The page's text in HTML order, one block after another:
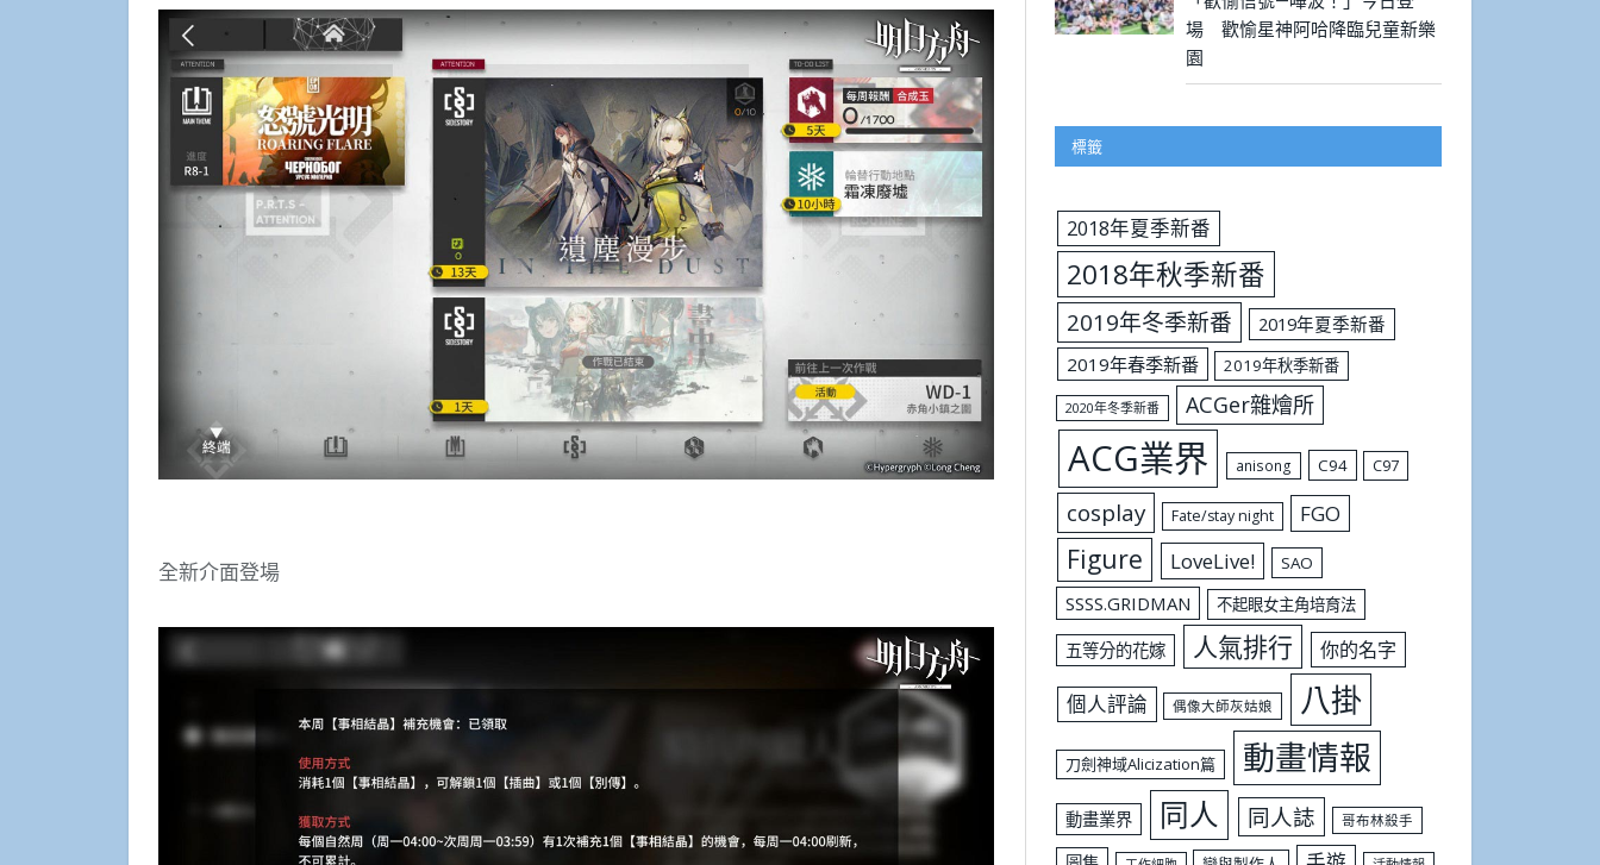
全新介面登場
場 歡愉星神阿哈降臨兒童新樂
園
標籤
2018年夏季新番
2018年秋季新番
2019年冬季新番
2019年夏季新番
2019年春季新番
2019年秋季新番
2020年冬季新番 ACGer雜燴所
ACG業界 anisong C94 C97
cosplay Fate/stay night FGO
Figure LoveLive! SAO
SSSS.GRIDMAN 不起眼女主角培育法
五等分的花嫁 人氣排行 你的名字
個人評論 偶像大師灰姑娘 八掛
刀劍神域Alicization篇 動畫情報
動畫業界 同人 同人誌 哥布林殺手